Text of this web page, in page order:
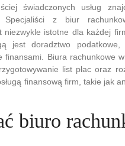
świadczonych usług
Specjaliści z biur
istotne dla każdej
jest doradztwo
Biura rachunkowe
list płac oraz
finansową firm, takie jak
biuro